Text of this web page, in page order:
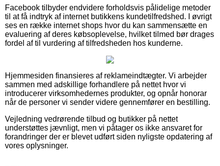
Facebook tilbyder endvidere forholdsvis pålidelige metoder
til at få indtryk af internet butikkens kundetilfredshed. I øvrigt
ses en række internet shops hvor du kan sammensætte en
evaluering af deres købsoplevelse, hvilket tilmed bør drages
fordel af til vurdering af tilfredsheden hos kunderne.
Hjemmesiden finansieres af reklameindtægter. Vi arbejder
sammen med adskillige forhandlere på nettet hvor vi
introducerer virksomhedernes produkter, og opnår honorar
når de personer vi sender videre gennemfører en bestilling.
Vejledning vedrørende tilbud og butikker på nettet
understøttes jævnligt, men vi påtager os ikke ansvaret for
forandringer der er blevet udført siden nyligste opdatering af
vores oplysninger.